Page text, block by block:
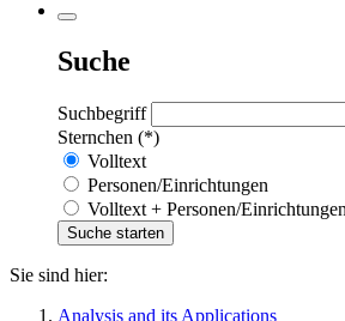
Suche
Suchbegriff
Sternchen (*)
Volltext
Personen/Einrichtungen
Volltext + Personen/Einrichtungen
Sie sind hier:
Analysis and its Applications